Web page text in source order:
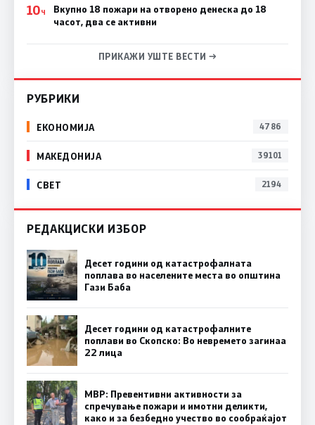
10Ч
Вкупно 18 пожари на отворено денеска до 18
часот, два се активни
ПРИКАЖИ УШТЕ ВЕСТИ →
РУБРИКИ
ЕКОНОМИЈА 4786
МАКЕДОНИЈА 39101
СВЕТ 2194
РЕДАКЦИСКИ ИЗБОР
Десет години од катастрофалната
поплава во населените места во општина
Гази Баба
Десет години од катастрофалните
поплави во Скопско: Во невремето загинаа
22 лица
МВР: Превентивни активности за
спречување пожари и имотни деликти,
како и за безбедно учество во сообраќајот